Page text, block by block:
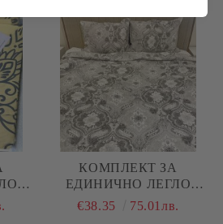
КОМПЛЕКТ ЗА
ЕДИНИЧНО ЛЕГЛО
"ЧЕРНО И БЯЛО
€38.35 75.01лв.